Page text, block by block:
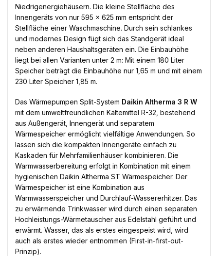
Niedrigenergiehäusern. Die kleine Stellfläche des
Innengeräts von nur 595 x 625 mm entspricht der
Stellfläche einer Waschmaschine. Durch sein schlankes
und modernes Design fügt sich das Standgerät ideal
neben anderen Haushaltsgeräten ein. Die Einbauhöhe
liegt bei allen Varianten unter 2 m: Mit einem 180 Liter
Speicher beträgt die Einbauhöhe nur 1,65 m und mit einem
230 Liter Speicher 1,85 m.
Das Wärmepumpen Split-System Daikin Altherma 3 R W
mit dem umweltfreundlichen Kältemittel R-32, bestehend
aus Außengerät, Innengerät und separatem
Wärmespeicher ermöglicht vielfältige Anwendungen. So
lassen sich die kompakten Innengeräte einfach zu
Kaskaden für Mehrfamilienhäuser kombinieren. Die
Warmwasserbereitung erfolgt in Kombination mit einem
hygienischen Daikin Altherma ST Wärmespeicher. Der
Wärmespeicher ist eine Kombination aus
Warmwasserspeicher und Durchlauf-Wassererhitzer. Das
zu erwärmende Trinkwasser wird durch einen separaten
Hochleistungs-Wärmetauscher aus Edelstahl geführt und
erwärmt. Wasser, das als erstes eingespeist wird, wird
auch als erstes wieder entnommen (First-in-first-out-
Prinzip).